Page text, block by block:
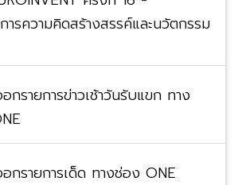
ารความคิดสร้างสรรค์และนวัตกรรม
กรายการข่าวเช้าวันรับแขก ทาง
กรายการเด็ด ทางช่อง ONE